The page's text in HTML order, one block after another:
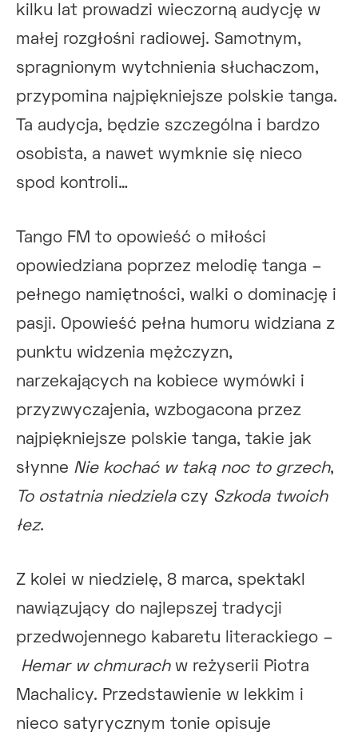
kilku lat prowadzi wieczorną audycję w
małej rozgłośni radiowej. Samotnym,
spragnionym wytchnienia słuchaczom,
przypomina najpiękniejsze polskie tanga.
Ta audycja, będzie szczególna i bardzo
osobista, a nawet wymknie się nieco
spod kontroli…
Tango FM to opowieść o miłości
opowiedziana poprzez melodię tanga –
pełnego namiętności, walki o dominację i
pasji. Opowieść pełna humoru widziana z
punktu widzenia mężczyzn,
narzekających na kobiece wymówki i
przyzwyczajenia, wzbogacona przez
najpiękniejsze polskie tanga, takie jak
słynne Nie kochać w taką noc to grzech,
To ostatnia niedzielaczy Szkoda twoich
łez.
Z kolei w niedzielę, 8 marca, spektakl
nawiązujący do najlepszej tradycji
przedwojennego kabaretu literackiego –
Hemar w chmurachw reżyserii Piotra
Machalicy. Przedstawienie w lekkim i
nieco satyrycznym tonie opisuje